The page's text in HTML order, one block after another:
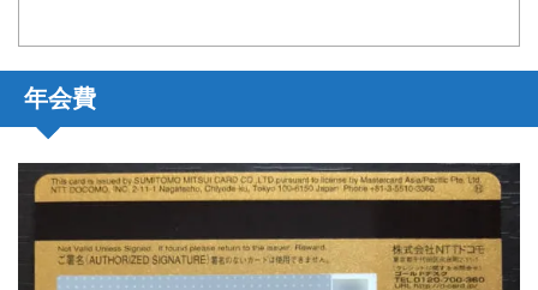
年会費